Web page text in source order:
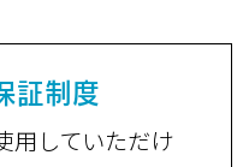
証制度
用していただけ